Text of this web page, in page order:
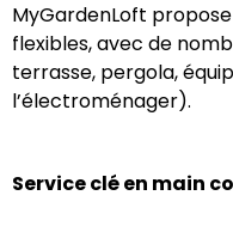
MyGardenLoft
flexibles, avec de
terrasse, pergola,
l’électroménager).
Service clé en main